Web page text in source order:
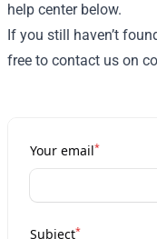
help center below.
If you still haven’t
free to contact us on